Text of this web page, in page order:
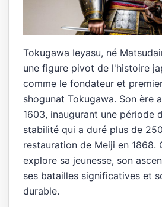
Tokugawa Ieyasu, né
une figure pivot de l'histoire
comme le fondateur et
shogunat Tokugawa. Son ère
1603, inaugurant une période
stabilité qui a duré plus de
restauration de Meiji en 1868.
explore sa jeunesse, son
ses batailles significatives et
durable.